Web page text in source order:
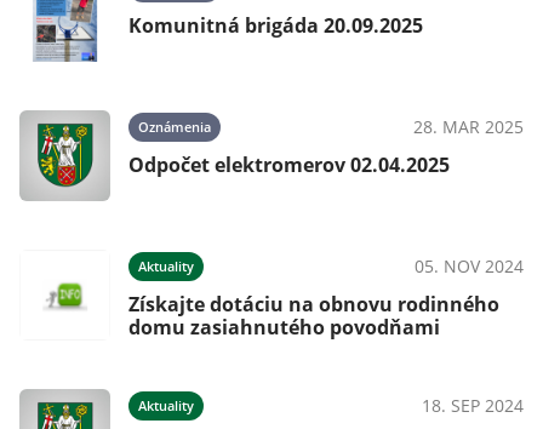
Komunitná brigáda 20.09.2025
Oznámenia 28. MAR 2025
Odpočet elektromerov 02.04.2025
Aktuality 05. NOV 2024
Získajte dotáciu na obnovu rodinného
domu zasiahnutého povodňami
Aktuality 18. SEP 2024